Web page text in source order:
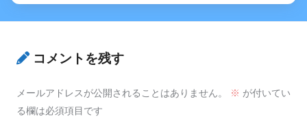
コメントを残す
メールアドレスが公開されることはありません。 ※ が付いてい
る欄は必須項目です